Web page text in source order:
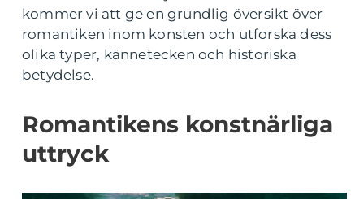
kommer vi att ge en grundlig översikt över
romantiken inom konsten och utforska dess
olika typer, kännetecken och historiska
betydelse.
Romantikens konstnärliga
uttryck